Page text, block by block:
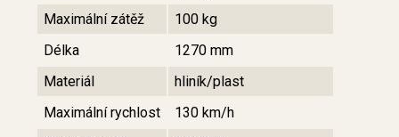
Maximální zátěž
100 kg
Délka
1270 mm
Materiál
hliník/plast
Maximální rychlost
130 km/h